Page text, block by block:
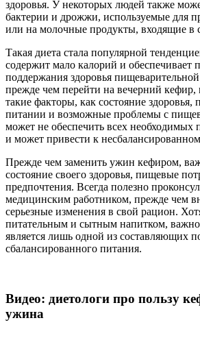
здоровья. У некоторых людей также
бактерии и дрожжи, используемые для
или на молочные продукты, входящие в
Такая диета стала популярной
содержит мало калорий и обеспечивает
поддержания здоровья
прежде чем перейти на вечерний кефир,
такие факторы, как состояние здоровья,
питании и возможные проблемы с
может не обеспечить всех необходимых
и может привести к
Прежде чем заменить ужин кефиром,
состояние своего здоровья, пищевые
предпочтения. Всегда полезно
медицинским работником, прежде чем
серьезные изменения в свой рацион.
питательным и сытным напитком,
является лишь одной из составляющих
сбалансированного питания.
Видео: диетологи про пользу
ужина